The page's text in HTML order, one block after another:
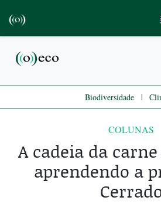
Biodiversidade |
COLUNAS
A cadeia da
aprendendo a